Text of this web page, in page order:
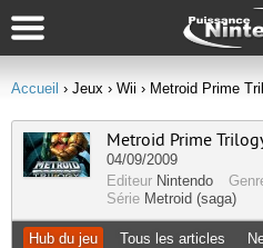
Accueil › Jeux › Wii › Metroid Prime
Metroid Prime
04/09/2009
Editeur Nintendo
Série Metroid (saga)
Hub du jeu Tous les articles